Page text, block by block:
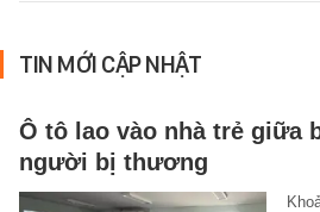
TIN MỚI CẬP NHẬT
Ô tô lao vào nhà trẻ giữa
người bị thương